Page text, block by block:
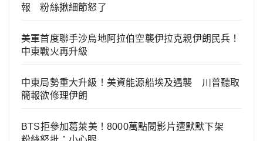
報 粉絲揪細節怒了
美軍首度聯手沙烏地阿拉伯空襲伊拉克親伊朗民兵！
中東戰火再升級
中東局勢重大升級！美資能源船埃及遇襲 川普聽取
簡報欲修理伊朗
BTS拒參加葛萊美！8000萬點閱影片遭默默下架